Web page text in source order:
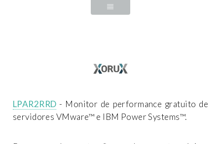
LPAR2RRD - Monitor de performance gratuito de
servidores VMware™ e IBM Power Systems™.